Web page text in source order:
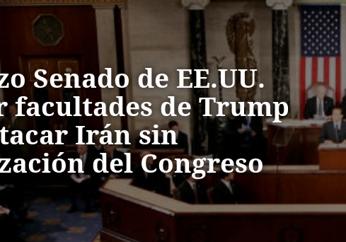
Senado de EE.UU.
de Trump
Irán sin
del Congreso